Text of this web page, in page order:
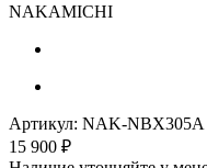
NAKAMICHI
Артикул: NAK-NBX305A
15 900 ₽